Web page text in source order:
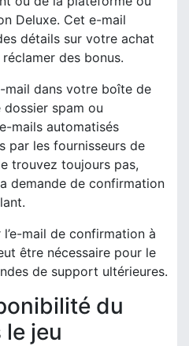
Deluxe. Cet e-mail
détails sur votre achat
des bonus.
mail dans votre boîte de
spam ou
mails automatisés
par les fournisseurs de
trouvez toujours pas,
demande de confirmation
mail de confirmation à
être nécessaire pour le
de support ultérieures.
du
jeu